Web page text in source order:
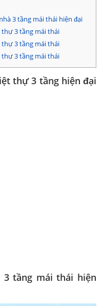
3 tầng mái thái hiện đại
3 tầng mái thái
3 tầng mái thái
3 tầng mái thái
thự 3 tầng hiện đại
tầng mái thái hiện